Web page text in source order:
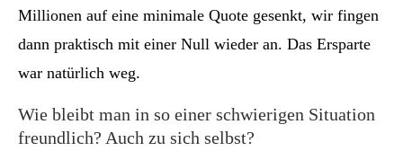
Millionen auf eine minimale Quote gesenkt, wir fingen
dann praktisch mit einer Null wieder an. Das Ersparte
war natürlich weg.
Wie bleibt man in so einer schwierigen Situation
freundlich? Auch zu sich selbst?